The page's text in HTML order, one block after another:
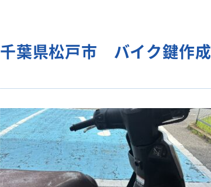
千葉県松戸市 バイク鍵作成